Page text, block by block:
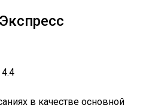
4.4
в качестве основной